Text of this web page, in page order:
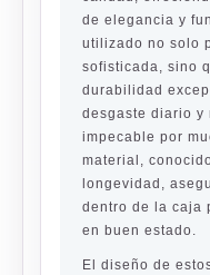
de elegancia y
utilizado no solo
sofisticada, sino
durabilidad
desgaste diario y
impecable por
material,
longevidad,
dentro de la caja
en buen estado.
El diseño de